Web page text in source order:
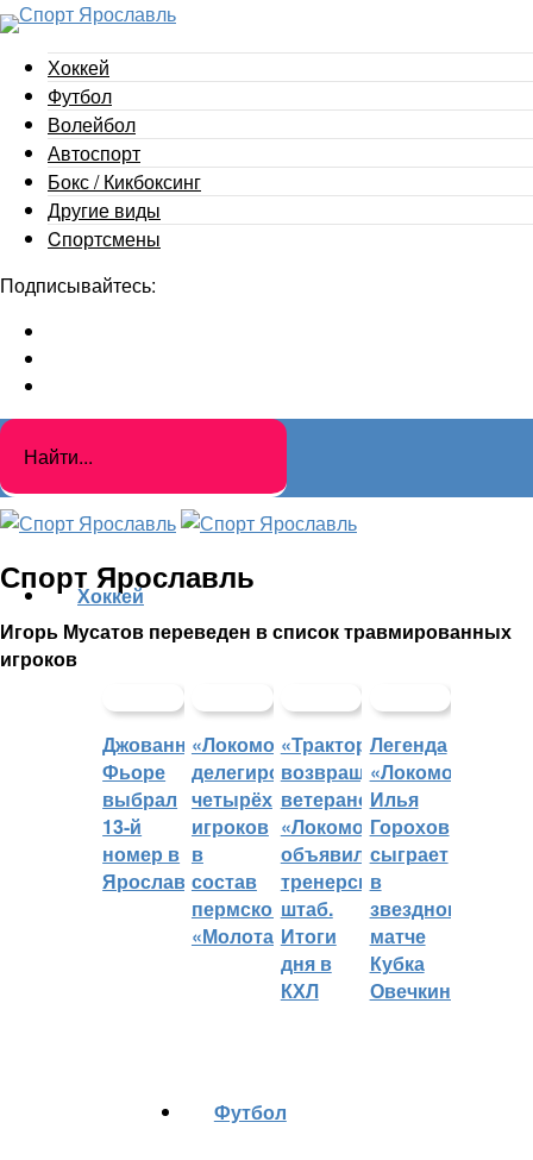
Хоккей
Футбол
Волейбол
Автоспорт
Бокс / Кикбоксинг
Другие виды
Cпортсмены
Подписывайтесь:
Спорт Ярославль
Игорь Мусатов переведен в список травмированных
игроков
Хоккей
Джованни
Фьоре
выбрал
13-й
номер в
Ярославле
«Локомотив»
делегировал
четырёх
игроков
в
состав
пермского
«Молота»
«Трактор»
возвращает
ветеранов,
«Локомотив»
объявил
тренерский
штаб.
Итоги
дня в
КХЛ
Легенда
«Локомотива»
Илья
Горохов
сыграет
в
звездном
матче
Кубка
Овечкина
Футбол